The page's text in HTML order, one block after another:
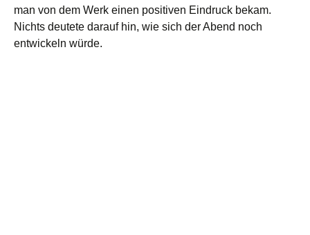
man von dem Werk einen positiven Eindruck bekam.
Nichts deutete darauf hin, wie sich der Abend noch
entwickeln würde.